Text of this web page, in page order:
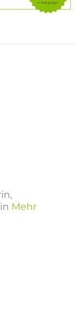
Mehr